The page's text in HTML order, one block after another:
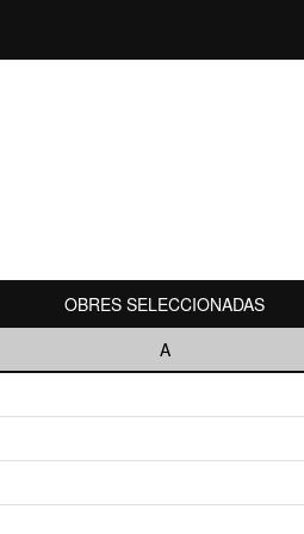
OBRES SELECCIONADAS
A